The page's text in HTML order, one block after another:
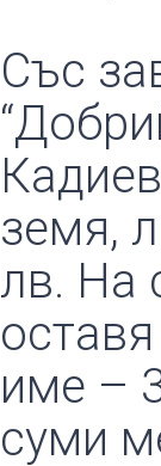
Със
земя,
лв. На
име –
суми